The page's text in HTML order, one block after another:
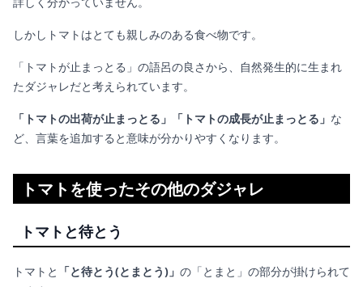
しかしトマトはとても親しみのある食べ物です。
「トマトが止まっとる」の語呂の良さから、自然発生的に生まれ
たダジャレだと考えられています。
「トマトの出荷が止まっとる」「トマトの成長が止まっとる」 な
ど、言葉を追加すると意味が分かりやすくなります。
トマトを使ったその他のダジャレ
トマトと待とう
トマトと 「と待とう(とまとう)」 の「とまと」の部分が掛けられて